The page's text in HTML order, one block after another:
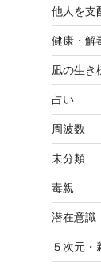
他人を支
健康・解
凪の生き
占い
周波数
未分類
毒親
潜在意識
５次元・